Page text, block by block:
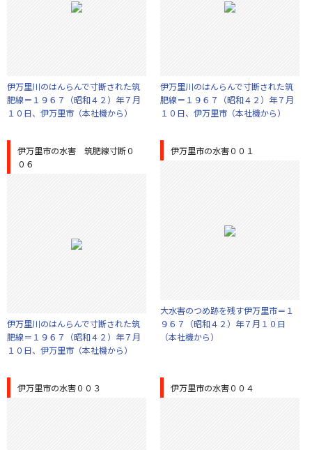
伊万里川のはんらんで寸断された筑
肥線＝１９６７（昭和４２）年７月
１０日、伊万里市（本社機から）
伊万里川のはんらんで寸断された筑
肥線＝１９６７（昭和４２）年７月
１０日、伊万里市（本社機から）
伊万里市の水害 筑肥線寸断０
０６
伊万里川のはんらんで寸断された筑
肥線＝１９６７（昭和４２）年７月
１０日、伊万里市（本社機から）
伊万里市の水害００１
大水害のつめ跡を残す伊万里市＝１
９６７（昭和４２）年７月１０日
（本社機から）
伊万里市の水害００３ 伊万里市の水害００４